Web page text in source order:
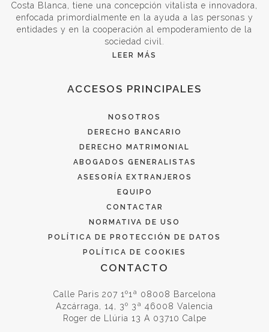
Costa Blanca, tiene una concepción vitalista e innovadora,
enfocada primordialmente en la ayuda a las personas y
entidades y en la cooperación al empoderamiento de la
sociedad civil.
LEER MÁS
ACCESOS PRINCIPALES
NOSOTROS
DERECHO BANCARIO
DERECHO MATRIMONIAL
ABOGADOS GENERALISTAS
ASESORÍA EXTRANJEROS
EQUIPO
CONTACTAR
NORMATIVA DE USO
POLÍTICA DE PROTECCIÓN DE DATOS
POLÍTICA DE COOKIES
CONTACTO
Calle Paris 207 1º1ª 08008 Barcelona
Azcárraga, 14, 3º 3ª 46008 Valencia
Roger de Llúria 13 A 03710 Calpe